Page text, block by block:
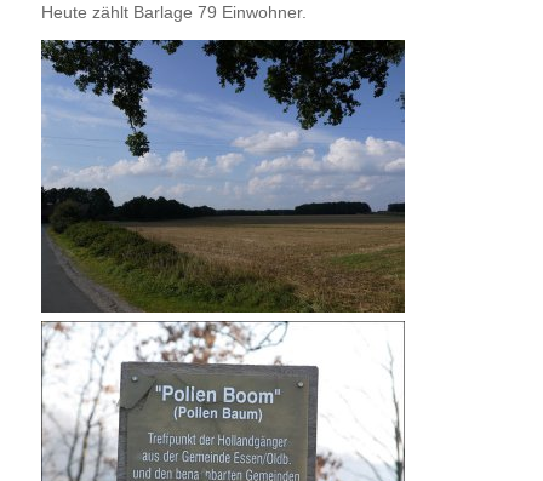
Heute zählt Barlage 79 Einwohner.